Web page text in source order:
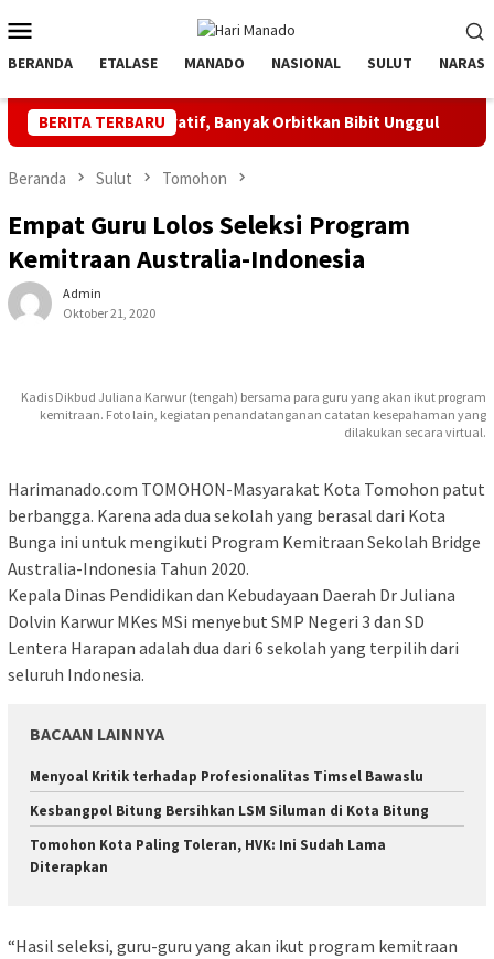
ke
kontenMobile
BERANDA ETALASE MANADO NASIONAL SULUT NARASI
BERITA TERBARU
Inovatif, Banyak Orbitkan Bibit Unggul Jaga Listrik
Beranda Sulut Tomohon
Empat Guru Lolos Seleksi Program
Kemitraan Australia-Indonesia
Admin
Oktober 21, 2020
Kadis Dikbud Juliana Karwur (tengah) bersama para guru yang akan ikut program
kemitraan. Foto lain, kegiatan penandatanganan catatan kesepahaman yang
dilakukan secara virtual.
Harimanado.com TOMOHON-Masyarakat Kota Tomohon patut
berbangga. Karena ada dua sekolah yang berasal dari Kota
Bunga ini untuk mengikuti Program Kemitraan Sekolah Bridge
Australia-Indonesia Tahun 2020.
Kepala Dinas Pendidikan dan Kebudayaan Daerah Dr Juliana
Dolvin Karwur MKes MSi menyebut SMP Negeri 3 dan SD
Lentera Harapan adalah dua dari 6 sekolah yang terpilih dari
seluruh Indonesia.
BACAAN LAINNYA
Menyoal Kritik terhadap Profesionalitas Timsel Bawaslu
Kesbangpol Bitung Bersihkan LSM Siluman di Kota Bitung
Tomohon Kota Paling Toleran, HVK: Ini Sudah Lama
Diterapkan
“Hasil seleksi, guru-guru yang akan ikut program kemitraan